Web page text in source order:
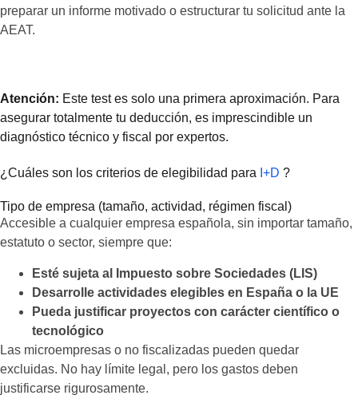
preparar un informe motivado o estructurar tu solicitud ante la
AEAT.
Atención: Este test es solo una primera aproximación. Para
asegurar totalmente tu deducción, es imprescindible un
diagnóstico técnico y fiscal por expertos.
¿Cuáles son los criterios de elegibilidad para I+D ?
Tipo de empresa (tamaño, actividad, régimen fiscal)
Accesible a cualquier empresa española, sin importar tamaño,
estatuto o sector, siempre que:
Esté sujeta al Impuesto sobre Sociedades (LIS)
Desarrolle actividades elegibles en España o la UE
Pueda justificar proyectos con carácter científico o
tecnológico
Las microempresas o no fiscalizadas pueden quedar
excluidas. No hay límite legal, pero los gastos deben
justificarse rigurosamente.